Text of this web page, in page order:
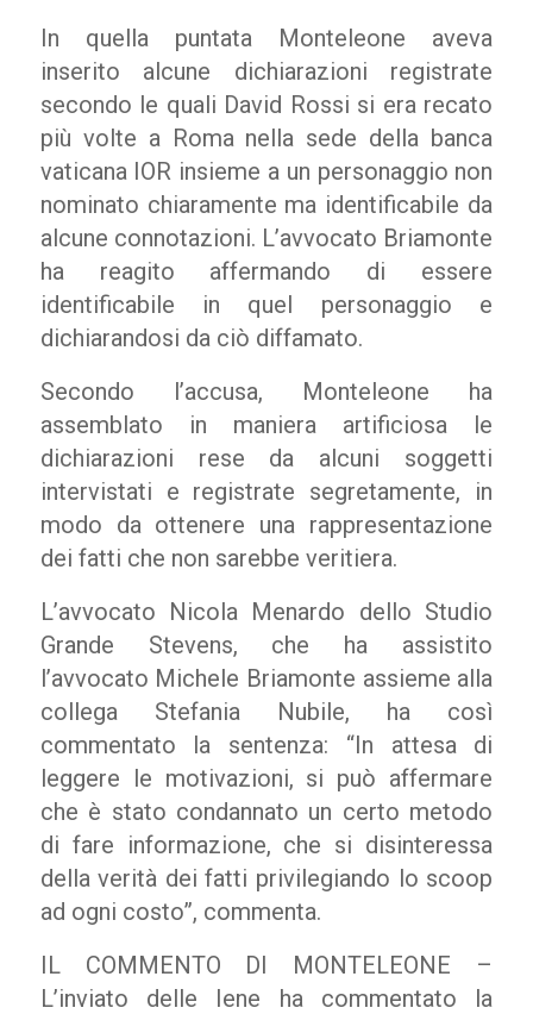
In quella puntata Monteleone aveva
inserito alcune dichiarazioni registrate
secondo le quali David Rossi si era recato
più volte a Roma nella sede della banca
vaticana IOR insieme a un personaggio non
nominato chiaramente ma identificabile da
alcune connotazioni. L’avvocato Briamonte
ha reagito affermando di essere
identificabile in quel personaggio e
dichiarandosi da ciò diffamato.
Secondo l’accusa, Monteleone ha
assemblato in maniera artificiosa le
dichiarazioni rese da alcuni soggetti
intervistati e registrate segretamente, in
modo da ottenere una rappresentazione
dei fatti che non sarebbe veritiera.
L’avvocato Nicola Menardo dello Studio
Grande Stevens, che ha assistito
l’avvocato Michele Briamonte assieme alla
collega Stefania Nubile, ha così
commentato la sentenza: “In attesa di
leggere le motivazioni, si può affermare
che è stato condannato un certo metodo
di fare informazione, che si disinteressa
della verità dei fatti privilegiando lo scoop
ad ogni costo”, commenta.
IL COMMENTO DI MONTELEONE –
L’inviato delle Iene ha commentato la